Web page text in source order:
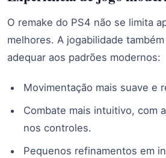
O remake do PS4 não se limita
melhores. A jogabilidade
adequar aos padrões modernos:
Movimentação mais suave e
Combate mais intuitivo, com
nos controles.
Pequenos refinamentos em